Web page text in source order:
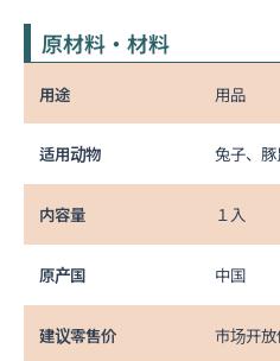
原材料・材料
用途 用品
适用动物 兔子、
内容量 １入
原产国 中国
建议零售价 市场开